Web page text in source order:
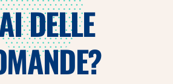
DELLE